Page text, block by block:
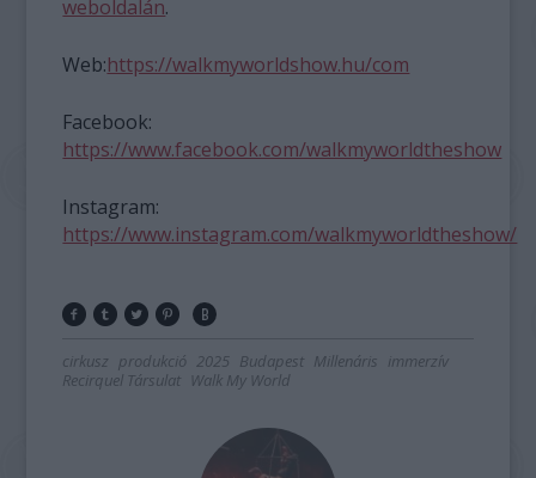
weboldalán.
Web:https://walkmyworldshow.hu/com
Facebook:
https://www.facebook.com/walkmyworldtheshow
Instagram:
https://www.instagram.com/walkmyworldtheshow/
cirkusz produkció 2025 Budapest Millenáris immerzív
Recirquel Társulat Walk My World